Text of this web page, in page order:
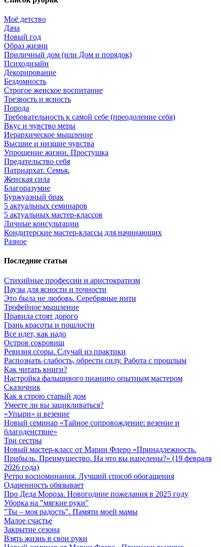
Моё детство
Дача
Новый год
Образ жизни
Приличный дом (или Дом и порядок)
Психодизайн
Декорирование
Бездомность
Строгое женское воспитание
Трезвость и ясность
Порода
Требовательность к самой себе (преодоление себя)
Вкус и чувство меры
Иерархическое мышление
Высшие и низшие чувства
Упрощение жизни. Простушка
Предательство себя
Патриархат. Семья.
Женская сила
Благоразумие
Буржуазный брак
5 актуальных семинаров
5 актуальных мастер-классов
Личные консультации
Кондитерские мастер-классы для начинающих
Разное
Последние статьи
Стихийные профессии и аристократизм
Паузы для ясности и точности
Это была не любовь. Серебряные нити
Трофейное мышление
Правила стоят дорого
Грань красоты и пошлости
Все идет, как надо
Остров сокровищ
Ревизия ссоры. Случай из практики
Распознать слабость, обрести силу. Работа с прошлым
Как читать книги?
Настройка фальшивого пианино опытным мастером
Сказочник
Как я строю старый дом
Умеете ли вы зацикливаться?
«Упыри» и везение
Новый семинар «Тайное сопровождение: везение и
благоденствие»
Три сестры
Новый мастер-класс от Марии Флеро «Принадлежность.
Прибыль. Преимущество. На что вы нацелены?» (19 февраля
2026 года)
Ретро воспоминания. Лучший способ обогащения
Одаренность обязывает
Про Деда Мороза. Новогодние пожелания в 2025 году
Уборка на "мягкие руки"
"Ты – моя радость". Памяти моей мамы
Малое счастье
Закрытие сезона
Взять жизнь в свои руки